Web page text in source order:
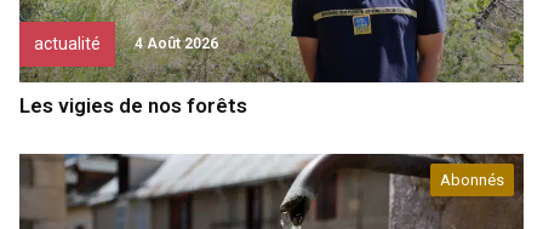
actualité 4 Août 2026
Les vigies de nos forêts
Abonnés